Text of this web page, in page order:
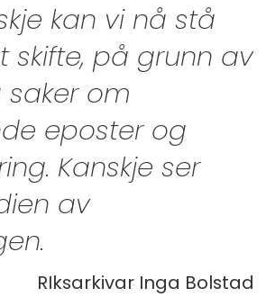
kan vi nå stå
skifte, på grunn av
saker om
eposter og
Kanskje ser
av
RIksarkivar Inga Bolstad